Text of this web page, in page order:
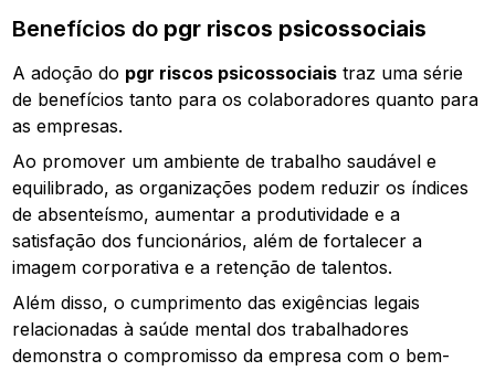
Benefícios do pgr riscos psicossociais
A adoção do pgr riscos psicossociais traz uma série
de benefícios tanto para os colaboradores quanto para
as empresas.
Ao promover um ambiente de trabalho saudável e
equilibrado, as organizações podem reduzir os índices
de absenteísmo, aumentar a produtividade e a
satisfação dos funcionários, além de fortalecer a
imagem corporativa e a retenção de talentos.
Além disso, o cumprimento das exigências legais
relacionadas à saúde mental dos trabalhadores
demonstra o compromisso da empresa com o bem-